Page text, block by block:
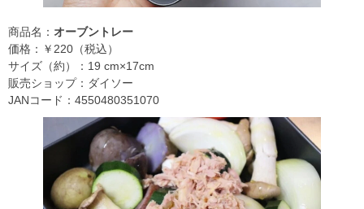
商品名： オーブントレー
価格：￥220（税込）
サイズ（約）：19 cm×17cm
販売ショップ：ダイソー
JANコード：4550480351070